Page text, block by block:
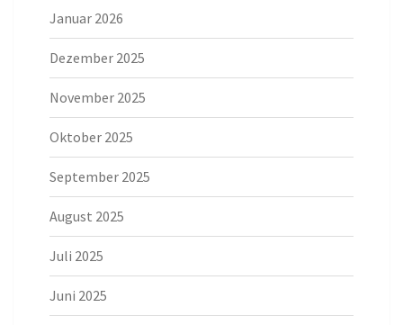
Januar 2026
Dezember 2025
November 2025
Oktober 2025
September 2025
August 2025
Juli 2025
Juni 2025